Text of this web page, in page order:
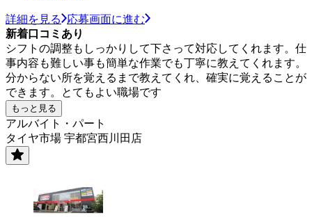
詳細を見る
応募画面に進む
新着口コミあり
シフトの調整もしっかりして下さって対応してくれます。仕
事内容も難しい事も簡単な作業でも丁寧に教えてくれます。
分からない所を覚えるまで教えてくれ、確実に覚えることが
できます。とてもよい職場です
もっと見る
アルバイト・パート
タイヤ市場 宇都宮西川田店